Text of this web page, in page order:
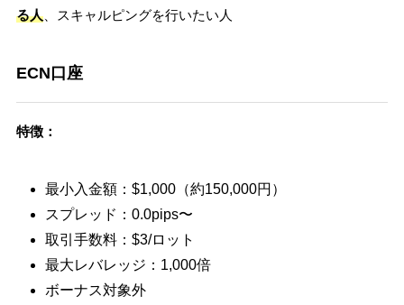
る人、スキャルピングを行いたい人
ECN口座
特徴：
最小入金額：$1,000（約150,000円）
スプレッド：0.0pips〜
取引手数料：$3/ロット
最大レバレッジ：1,000倍
ボーナス対象外